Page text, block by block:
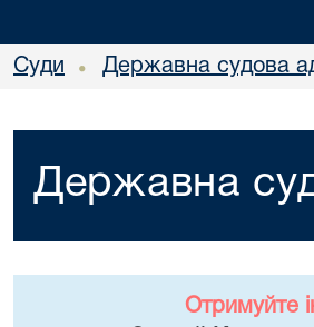
Суди • Державна судова
Державна
Отримуйте